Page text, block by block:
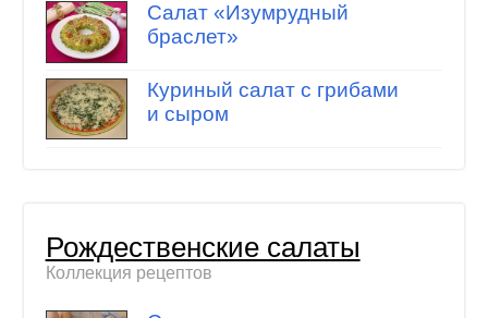
Салат «Изумрудный
браслет»
Куриный салат с грибами
и сыром
Рождественские салаты
Коллекция рецептов